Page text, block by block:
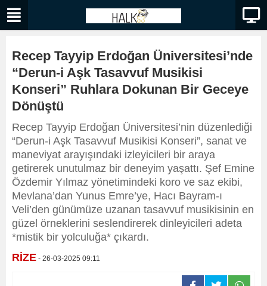
Recep Tayyip Erdoğan Üniversitesi’nde
“Derun-i Aşk Tasavvuf Musikisi
Konseri” Ruhlara Dokunan Bir Geceye
Dönüştü
Recep Tayyip Erdoğan Üniversitesi’nin düzenlediği
“Derun-i Aşk Tasavvuf Musikisi Konseri”, sanat ve
maneviyat arayışındaki izleyicileri bir araya
getirerek unutulmaz bir deneyim yaşattı. Şef Emine
Özdemir Yılmaz yönetimindeki koro ve saz ekibi,
Mevlana’dan Yunus Emre’ye, Hacı Bayram-ı
Veli’den günümüze uzanan tasavvuf musikisinin en
güzel örneklerini seslendirerek dinleyicileri adeta
*mistik bir yolculuğa* çıkardı.
RİZE - 26-03-2025 09:11